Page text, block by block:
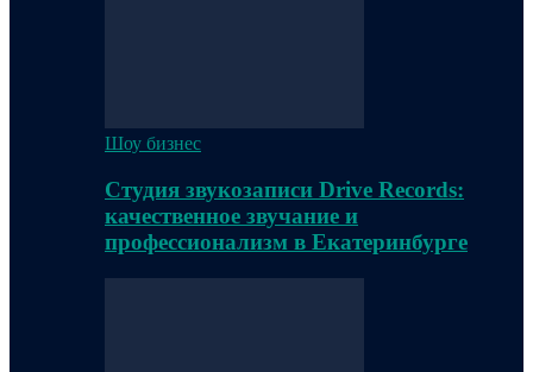
Шоу бизнес
Студия звукозаписи Drive Records:
качественное звучание и
профессионализм в Екатеринбурге